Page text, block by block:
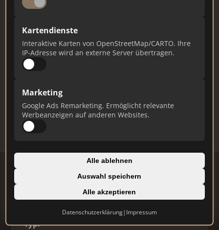
Kartendienste
Interaktive Karten von OpenStreetMap/CARTO. Ihre
IP-Adresse wird an externe Server übertragen.
Marketing
Google Ads Remarketing. Ermöglicht relevante
Werbeanzeigen auf anderen Websites.
Alle ablehnen
Auswahl speichern
Alle akzeptieren
Datenschutzerklärung| Impressum
Gesamtpunkte
Ist das Ihr Unternehmen?
Daten und erhalten Sie monatliche Ranking-
Updates.
Profil beanspruchen
Typ: